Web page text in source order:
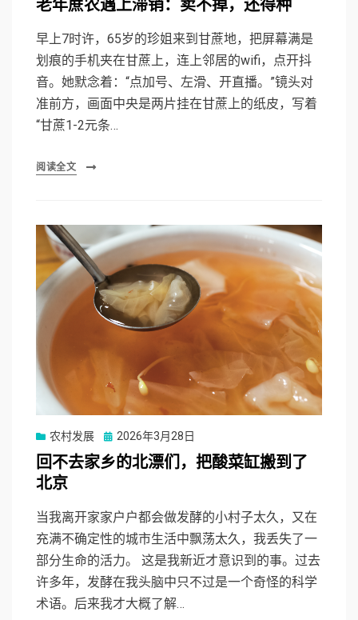
老年蔗农遇上滞销：卖不掉，还得种
早上7时许，65岁的珍姐来到甘蔗地，把屏幕满是
划痕的手机夹在甘蔗上，连上邻居的wifi，点开抖
音。她默念着：“点加号、左滑、开直播。”镜头对
准前方，画面中央是两片挂在甘蔗上的纸皮，写着
“甘蔗1-2元条…
阅读全文
农村发展
Posted
on
2026年3月28日
回不去家乡的北漂们，把酸菜缸搬到了
北京
当我离开家家户户都会做发酵的小村子太久，又在
充满不确定性的城市生活中飘荡太久，我丢失了一
部分生命的活力。 这是我新近才意识到的事。过去
许多年，发酵在我头脑中只不过是一个奇怪的科学
术语。后来我才大概了解…